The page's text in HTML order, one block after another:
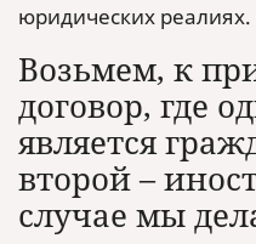
юридических реалиях.
Возьмем, к
договор, где
является
второй –
случае мы